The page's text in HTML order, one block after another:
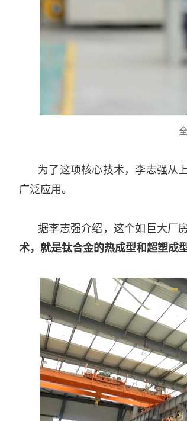
为了这项核心技术，李志强从
广泛应用。
据李志强介绍，这个如巨大厂
术，就是钛合金的热成型和超塑成